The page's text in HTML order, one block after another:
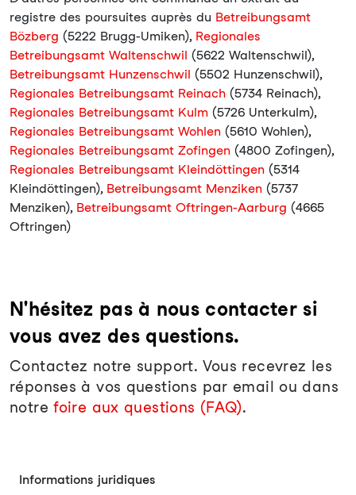
registre des poursuites auprès du Betreibungsamt
Bözberg (5222 Brugg-Umiken), Regionales
Betreibungsamt Waltenschwil (5622 Waltenschwil),
Betreibungsamt Hunzenschwil (5502 Hunzenschwil),
Regionales Betreibungsamt Reinach (5734 Reinach),
Regionales Betreibungsamt Kulm (5726 Unterkulm),
Regionales Betreibungsamt Wohlen (5610 Wohlen),
Regionales Betreibungsamt Zofingen (4800 Zofingen),
Regionales Betreibungsamt Kleindöttingen (5314
Kleindöttingen), Betreibungsamt Menziken (5737
Menziken), Betreibungsamt Oftringen-Aarburg (4665
Oftringen)
N'hésitez pas à nous contacter si
vous avez des questions.
Contactez notre support. Vous recevrez les
réponses à vos questions par email ou dans
notrefoire aux questions (FAQ).
Informations juridiques